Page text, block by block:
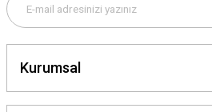
Gönder
Kurumsal